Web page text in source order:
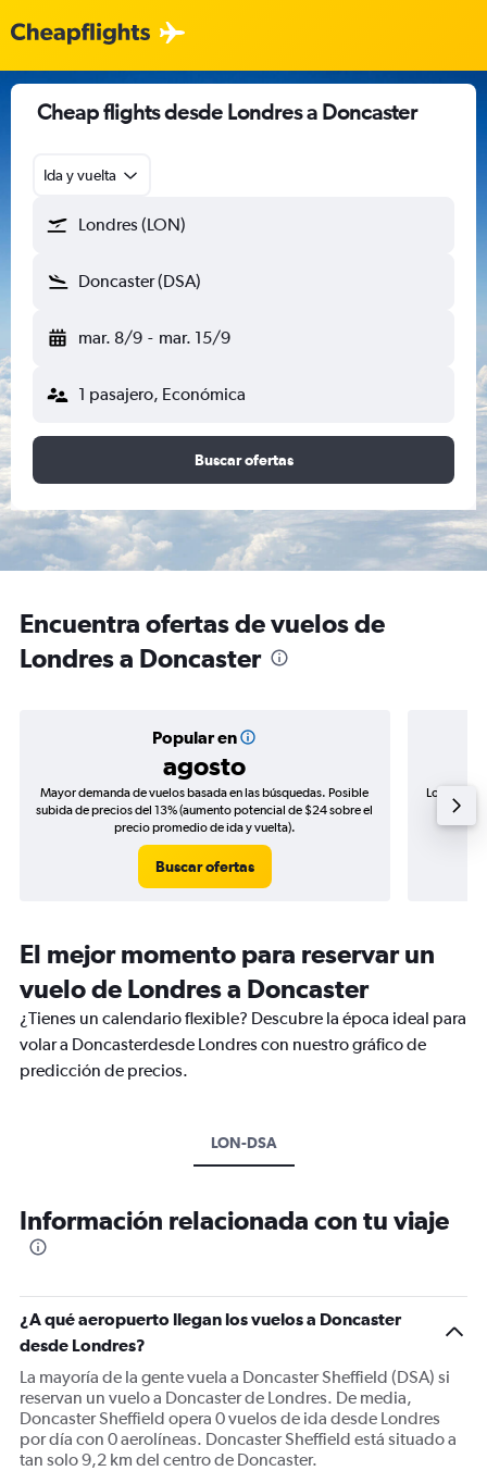
Cheap flights desde Londres a Doncaster
Ida y vuelta
Londres (LON)
Doncaster (DSA)
mar. 8/9 - mar. 15/9
1 pasajero, Económica
Buscar ofertas
Encuentra ofertas de vuelos de
Londres a Doncaster
Popular en
agosto
Mayor demanda de vuelos basada en las búsquedas. Posible
subida de precios del 13% (aumento potencial de $24 sobre el
precio promedio de ida y vuelta).
Buscar ofertas
Los
de
El mejor momento para reservar un
vuelo de Londres a Doncaster
¿Tienes un calendario flexible? Descubre la época ideal para
volar a Doncasterdesde Londres con nuestro gráfico de
predicción de precios.
LON-DSA
Información relacionada con tu viaje
¿A qué aeropuerto llegan los vuelos a Doncaster
desde Londres?
La mayoría de la gente vuela a Doncaster Sheffield (DSA) si
reservan un vuelo a Doncaster de Londres. De media,
Doncaster Sheffield opera 0 vuelos de ida desde Londres
por día con 0 aerolíneas. Doncaster Sheffield está situado a
tan solo 9,2 km del centro de Doncaster.